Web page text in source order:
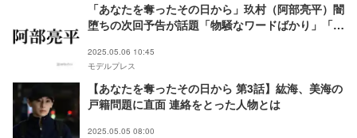
「あなたを奪ったその日から」玖村（阿部亮平）闇
堕ちの次回予告が話題「物騒なワードばかり」「別
応
2025.05.06 10:45
モデルプレス
【あなたを奪ったその日から 第3話】紘海、美海の
戸籍問題に直面 連絡をとった人物とは
2025.05.05 08:00